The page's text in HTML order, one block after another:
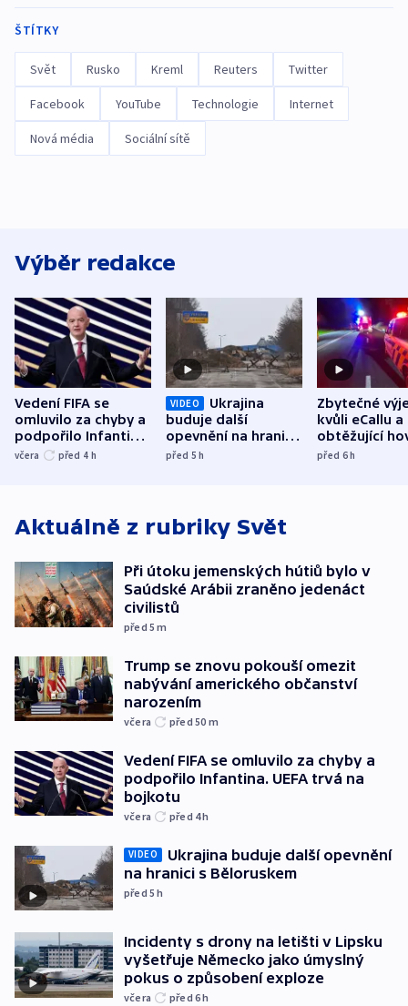
ŠTÍTKY
Svět Rusko Kreml Reuters Twitter
Facebook YouTube Technologie Internet
Nová média Sociální sítě
Výběr redakce
Vedení FIFA se
omluvilo za chyby a
podpořilo Infantina.
UEFA trvá na
včera před 4 h
VIDEO
Ukrajina
buduje další
opevnění na hranici
s Běloruskem
před 5h
Zbytečné
kvůli eCallu a
obtěžující
zdržují
před 6h
Aktuálně z rubriky Svět
Při útoku jemenských hútiů bylo v
Saúdské Arábii zraněno jedenáct
civilistů
před 5m
Trump se znovu pokouší omezit
nabývání amerického občanství
narozením
včera před 50 m
Vedení FIFA se omluvilo za chyby a
podpořilo Infantina. UEFA trvá na
bojkotu
včera před 4h
VIDEO
Ukrajina buduje další opevnění
na hranici s Běloruskem
před 5h
Incidenty s drony na letišti v Lipsku
vyšetřuje Německo jako úmyslný
pokus o způsobení exploze
včera před 6h